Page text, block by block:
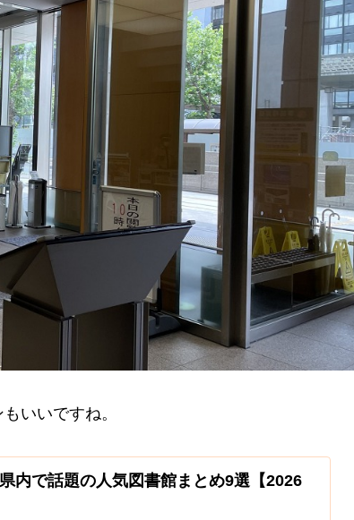
いいですね。
内で話題の人気図書館まとめ9選【2026